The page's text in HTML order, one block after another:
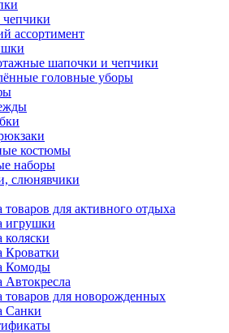
ассортимент
шапочки и чепчики
головные уборы
костюмы
наборы
слюнявчики
товаров для активного отдыха
игрушки
коляски
Кроватки
Комоды
Автокресла
товаров для новорожденных
Санки